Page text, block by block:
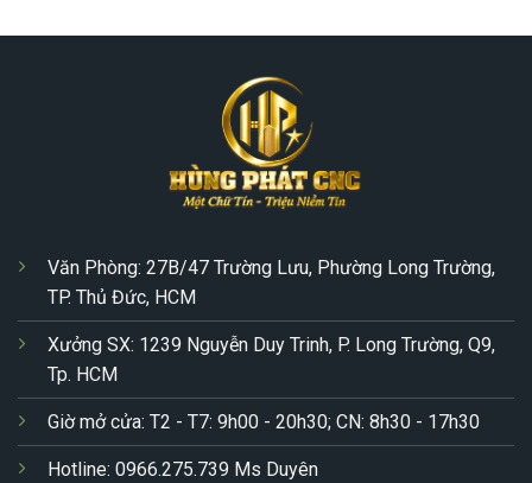
Văn Phòng: 27B/47 Trường Lưu, Phường Long Trường,
TP. Thủ Đức, HCM
Xưởng SX: 1239 Nguyễn Duy Trinh, P. Long Trường, Q9,
Tp. HCM
Giờ mở cửa: T2 - T7: 9h00 - 20h30; CN: 8h30 - 17h30
Hotline: 0966.275.739 Ms Duyên